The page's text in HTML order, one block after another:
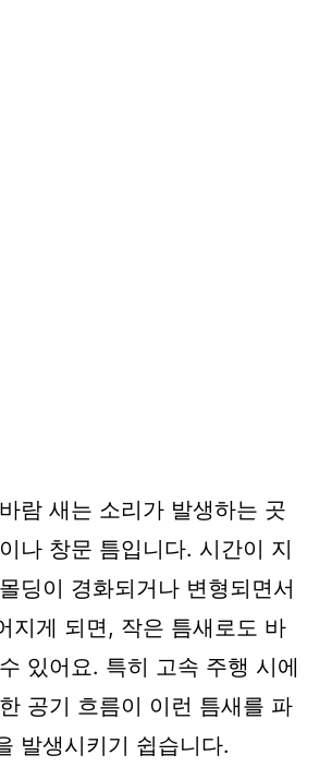
람 새는 소리가 발생하는 곳
나 창문 틈입니다. 시간이 지
딩이 경화되거나 변형되면서
지게 되면, 작은 틈새로도 바
있어요. 특히 고속 주행 시에
공기 흐름이 이런 틈새를 파
발생시키기 쉽습니다.